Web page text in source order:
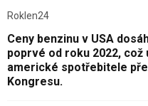
Roklen24
Ceny benzinu v USA
poprvé od roku 2022, což
americké spotřebitele
Kongresu.